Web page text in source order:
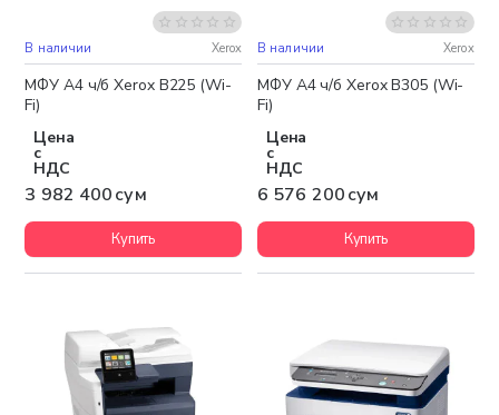
Бесплатная доставка
В наличии Xerox
МФУ А4 ч/б Xerox B225 (Wi-
Fi)
Цена
с
НДС
3 982 400 сум
Купить
Бесплатная доставка
В наличии Xerox
МФУ А4 ч/б Xerox B305 (Wi-
Fi)
Цена
с
НДС
6 576 200 сум
Купить